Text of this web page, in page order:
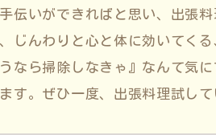
伝いができればと思い、出張料
じんわりと心と体に効いてく
なら掃除しなきゃ』なんて気
す。ぜひ一度、出張料理試して